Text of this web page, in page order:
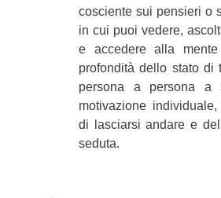
cosciente sui pensieri o
in cui puoi vedere,
e accedere alla
profondità dello stato di
persona a persona a
motivazione
di lasciarsi andare e
seduta.